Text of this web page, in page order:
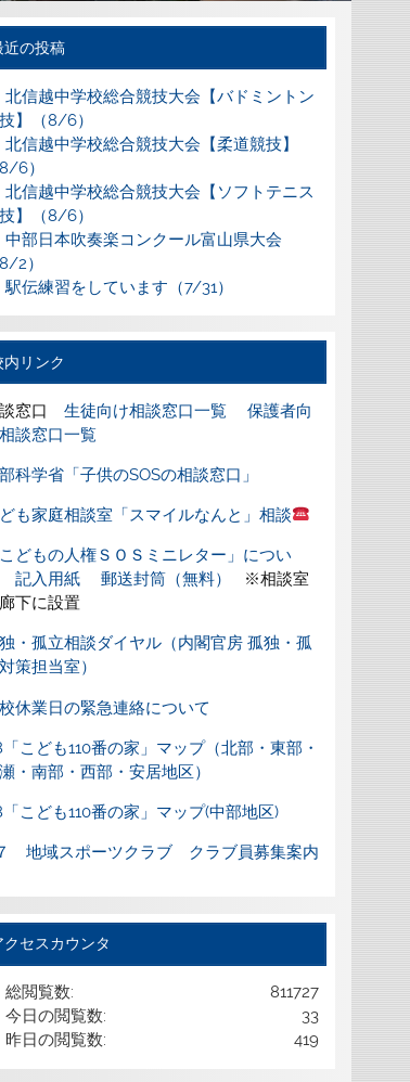
近の投稿
北信越中学校総合競技大会【バドミントン
】（8/6）
北信越中学校総合競技大会【柔道競技】
8/6）
北信越中学校総合競技大会【ソフトテニス
】（8/6）
中部日本吹奏楽コンクール富山県大会
8/2）
駅伝練習をしています（7/31）
内リンク
窓口 生徒向け相談窓口一覧
保護者向
談窓口一覧
科学省「子供のSOSの相談窓口」
も家庭相談室「スマイルなんと」相談
こどもの人権ＳＯＳミニレター」につい
記入用紙 郵送封筒（無料）
※相談室
下に設置
・孤立相談ダイヤル（内閣官房 孤独・孤
策担当室）
休業日の緊急連絡について
「こども110番の家」マップ（北部・東部・
・南部・西部・安居地区）
「こども110番の家」マップ(中部地区)
地域スポーツクラブ クラブ員募集案内
クセスカウンタ
811727
総閲覧数:
33
今日の閲覧数:
419
昨日の閲覧数: